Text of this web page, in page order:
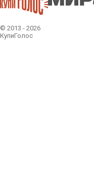
© 2013 - 2026
КупиГолос